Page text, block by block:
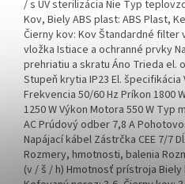
/ s UV sterilizácia Nie Typ
Kov, Biely ABS plast: ABS Plast,
Čierny kov: Kov Štandardné filter
vložka Istiace a ochranné prvky
prehriatiu a skratu Áno Trieda el.
Stupeň krytia IP23 El. špecifikácia
Frekvencia 50/60 Hz Príkon 1800
1250 W Výkon Motora 550 W
AC Prúdový odber 7,8 A
Napájací kábel Zástrčka CEE 7/7
Rozmery, hmotnosti, balenia
(v / š / h) Hmotnosť prístroja Biely